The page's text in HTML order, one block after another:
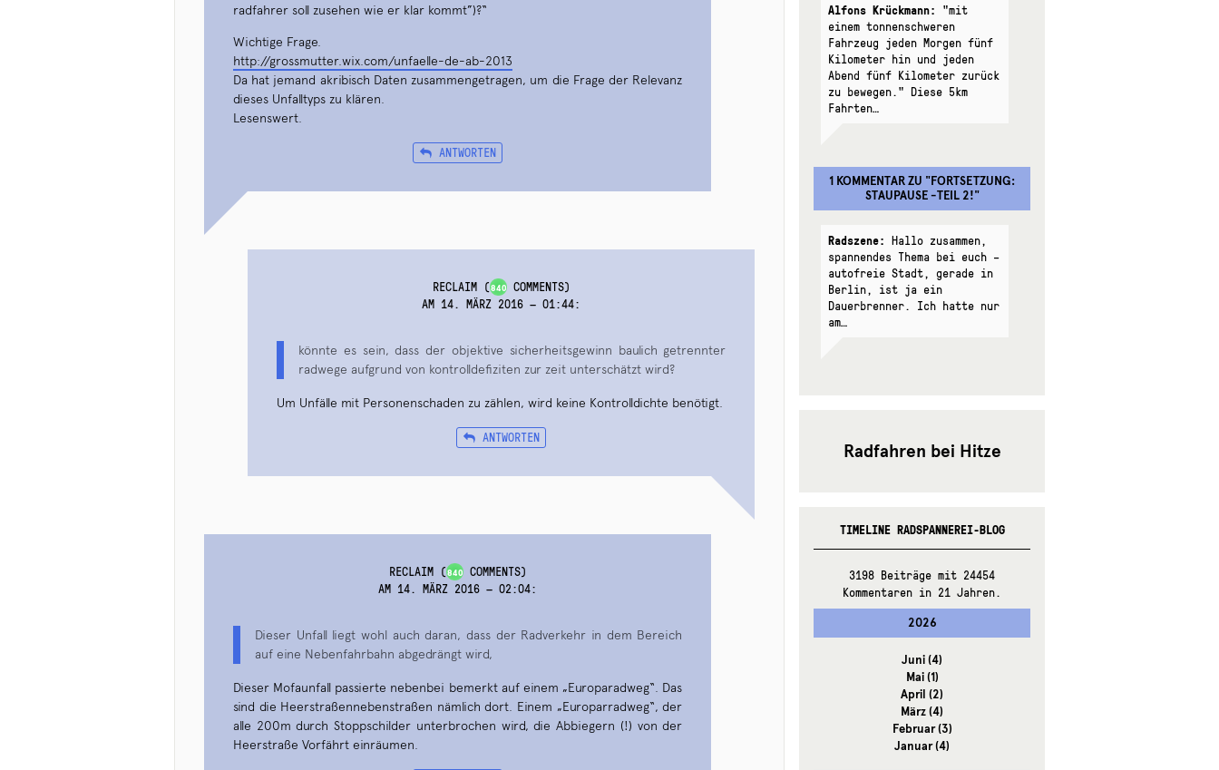
radfahrer soll zusehen wie er klar kommt”)?“
Wichtige Frage.
http://grossmutter.wix.com/unfaelle-de-ab-2013
Da hat jemand akribisch Daten zusammengetragen, um die Frage der Relevanz
dieses Unfalltyps zu klären.
Lesenswert.
ANTWORTEN
RECLAIM (840COMMENTS)
AM 14. MÄRZ 2016 — 01:44:
könnte es sein, dass der objektive sicherheitsgewinn baulich getrennter
radwege aufgrund von kontrolldefiziten zur zeit unterschätzt wird?
Um Unfälle mit Personenschaden zu zählen, wird keine Kontrolldichte benötigt.
ANTWORTEN
RECLAIM (840COMMENTS)
AM 14. MÄRZ 2016 — 02:04:
Dieser Unfall liegt wohl auch daran, dass der Radverkehr in dem Bereich
auf eine Nebenfahrbahn abgedrängt wird,
Dieser Mofaunfall passierte nebenbei bemerkt auf einem „Europaradweg“. Das
sind die Heerstraßennebenstraßen nämlich dort. Einem „Europarradweg“, der
alle 200m durch Stoppschilder unterbrochen wird, die Abbiegern (!) von der
Heerstraße Vorfährt einräumen.
Alfons Krückmann: "mit
einem tonnenschweren
Fahrzeug jeden Morgen fünf
Kilometer hin und jeden
Abend fünf Kilometer zurück
zu bewegen." Diese 5km
Fahrten…
1 KOMMENTARZU "FORTSETZUNG:
STAUPAUSE -TEIL 2!"
Radszene: Hallo zusammen,
spannendes Thema bei euch –
autofreie Stadt, gerade in
Berlin, ist ja ein
Dauerbrenner. Ich hatte nur
am…
Radfahren bei Hitze
TIMELINE RADSPANNEREI-BLOG
3198 Beiträge mit 24454
Kommentaren in 21 Jahren.
2026
Juni(4)
Mai(1)
April (2)
März(4)
Februar(3)
Januar(4)